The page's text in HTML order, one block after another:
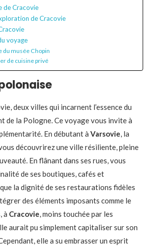
de Cracovie
de Cracovie
voyage
du musée Chopin
de cuisine privé
deux villes qui incarnent l’essence du
de la Pologne. Ce voyage vous invite à
En débutant à Varsovie, la
découvrirez une ville résiliente, pleine
En flânant dans ses rues, vous
de ses boutiques, cafés et
la dignité de ses restaurations fidèles
des éléments imposants comme le
à Cracovie, moins touchée par les
aurait pu simplement capitaliser sur son
elle a su embrasser un esprit